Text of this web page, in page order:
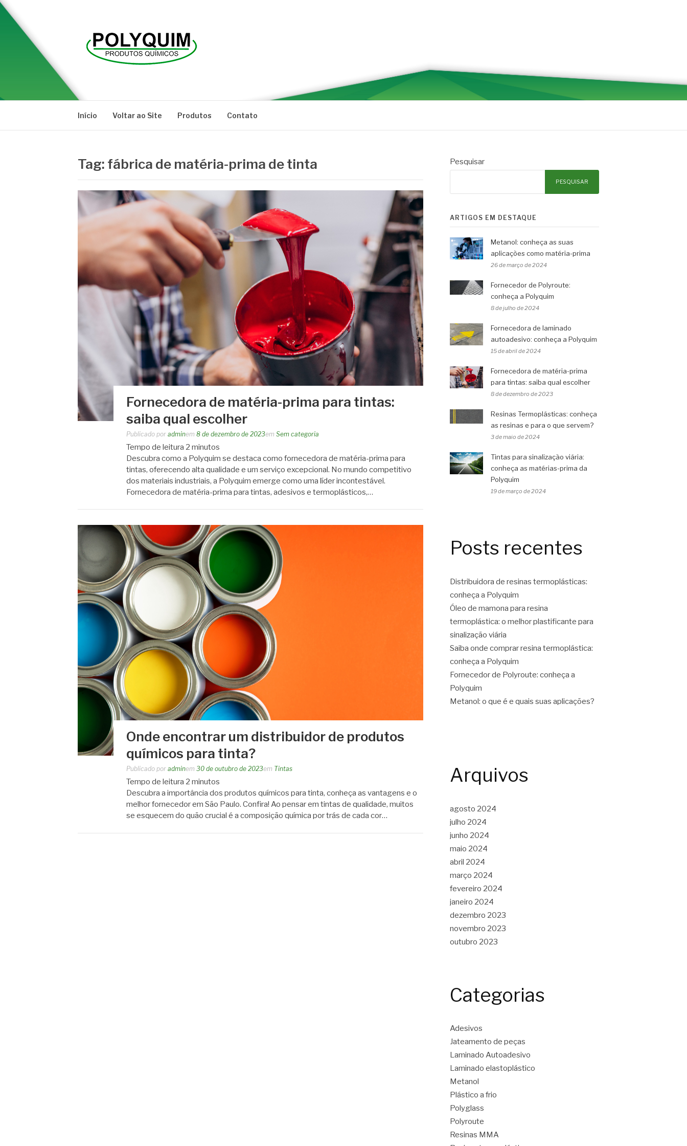
Pular
para
conteúdo
Início Voltar ao Site Produtos Contato
Tag: fábrica de matéria-prima de tinta
Fornecedora de matéria-prima para tintas:
saiba qual escolher
Publicado por adminem 8 de dezembro de 2023em Sem categoria
Tempo de leitura 2 minutos
Descubra como a Polyquim se destaca como fornecedora de matéria-prima para
tintas, oferecendo alta qualidade e um serviço excepcional. No mundo competitivo
dos materiais industriais, a Polyquim emerge como uma líder incontestável.
Fornecedora de matéria-prima para tintas, adesivos e termoplásticos,…
Onde encontrar um distribuidor de produtos
químicos para tinta?
Publicado por adminem 30 de outubro de 2023em Tintas
Tempo de leitura 2 minutos
Descubra a importância dos produtos químicos para tinta, conheça as vantagens e o
melhor fornecedor em São Paulo. Confira! Ao pensar em tintas de qualidade, muitos
se esquecem do quão crucial é a composição química por trás de cada cor…
Pesquisar
PESQUISAR
ARTIGOS EM DESTAQUE
Metanol: conheça as suas
aplicações como matéria-prima
26 de março de 2024
Fornecedor de Polyroute:
conheça a Polyquim
8 de julho de 2024
Fornecedora de laminado
autoadesivo: conheça a Polyquim
15 de abril de 2024
Fornecedora de matéria-prima
para tintas: saiba qual escolher
8 de dezembro de 2023
Resinas Termoplásticas: conheça
as resinas e para o que servem?
3 de maio de 2024
Tintas para sinalização viária:
conheça as matérias-prima da
Polyquim
19 de março de 2024
Posts recentes
Distribuidora de resinas termoplásticas:
conheça a Polyquim
Óleo de mamona para resina
termoplástica: o melhor plastificante para
sinalização viária
Saiba onde comprar resina termoplástica:
conheça a Polyquim
Fornecedor de Polyroute: conheça a
Polyquim
Metanol: o que é e quais suas aplicações?
Arquivos
agosto 2024
julho 2024
junho 2024
maio 2024
abril 2024
março 2024
fevereiro 2024
janeiro 2024
dezembro 2023
novembro 2023
outubro 2023
Categorias
Adesivos
Jateamento de peças
Laminado Autoadesivo
Laminado elastoplástico
Metanol
Plástico a frio
Polyglass
Polyroute
Resinas MMA